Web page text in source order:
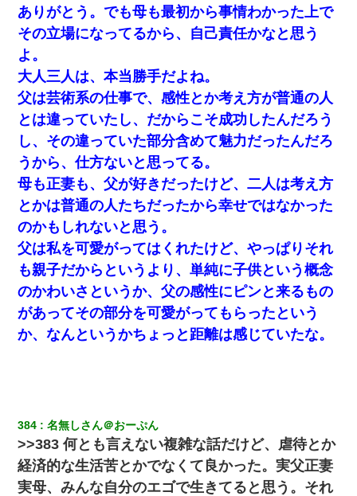
書店「息子さんが万引きしました」私「はっ？(息子目の前にいる
し…)うちの子ではないので迎えに行きません」→息子を名乗って
た人物の正体が判明するも・・・
小学生の妹が20代の弟とチューしてるのに、見て見ぬふりの親を
見てから実家を出た。それから15年、妹が弟の子を妊娠したらし
くもう堕胎できない月なんだと母から連絡がきた…｜生活｜ワロ
タあんてな
同じマンションに住んでる女性が鍵をわかりやすいところに隠し
ている事に気づいた俺「忍びこんでみよう！」→ 結果
妊娠中に「おいこのブタ女！てめー席譲れ！」と絡まれ腹を殴る
真似された。泣きながら夫に話すと一年後に…
三年働いてたパートを突然クビになった。しかし元職場の主要取
引先のトップが母方の叔父だったので…
宅飲みで女友達の乳を見てしまった・・・
【悲報】嫁がワイのこと嫌いっぽいから単身赴任した結果
旦那が長男のDNA鑑定をしたら血縁関係0%だった。旦那「やっぱ
りウワキしてたんだな…」長男「俺は誰の子供なの？」長女・次
男「ウワキ女！」
ありがとう。でも母も最初から事情わかった上で
その立場になってるから、自己責任かなと思う
よ。
大人三人は、本当勝手だよね。
父は芸術系の仕事で、感性とか考え方が普通の人
とは違っていたし、だからこそ成功したんだろう
し、その違っていた部分含めて魅力だったんだろ
うから、仕方ないと思ってる。
母も正妻も、父が好きだったけど、二人は考え方
とかは普通の人たちだったから幸せではなかった
のかもしれないと思う。
父は私を可愛がってはくれたけど、やっぱりそれ
も親子だからというより、単純に子供という概念
のかわいさというか、父の感性にピンと来るもの
があってその部分を可愛がってもらったという
か、なんというかちょっと距離は感じていたな。
384 名無しさん＠おーぷん
>>383 何とも言えない複雑な話だけど、虐待とか
経済的な生活苦とかでなくて良かった。実父正妻
実母、みんな自分のエゴで生きてると思う。それ